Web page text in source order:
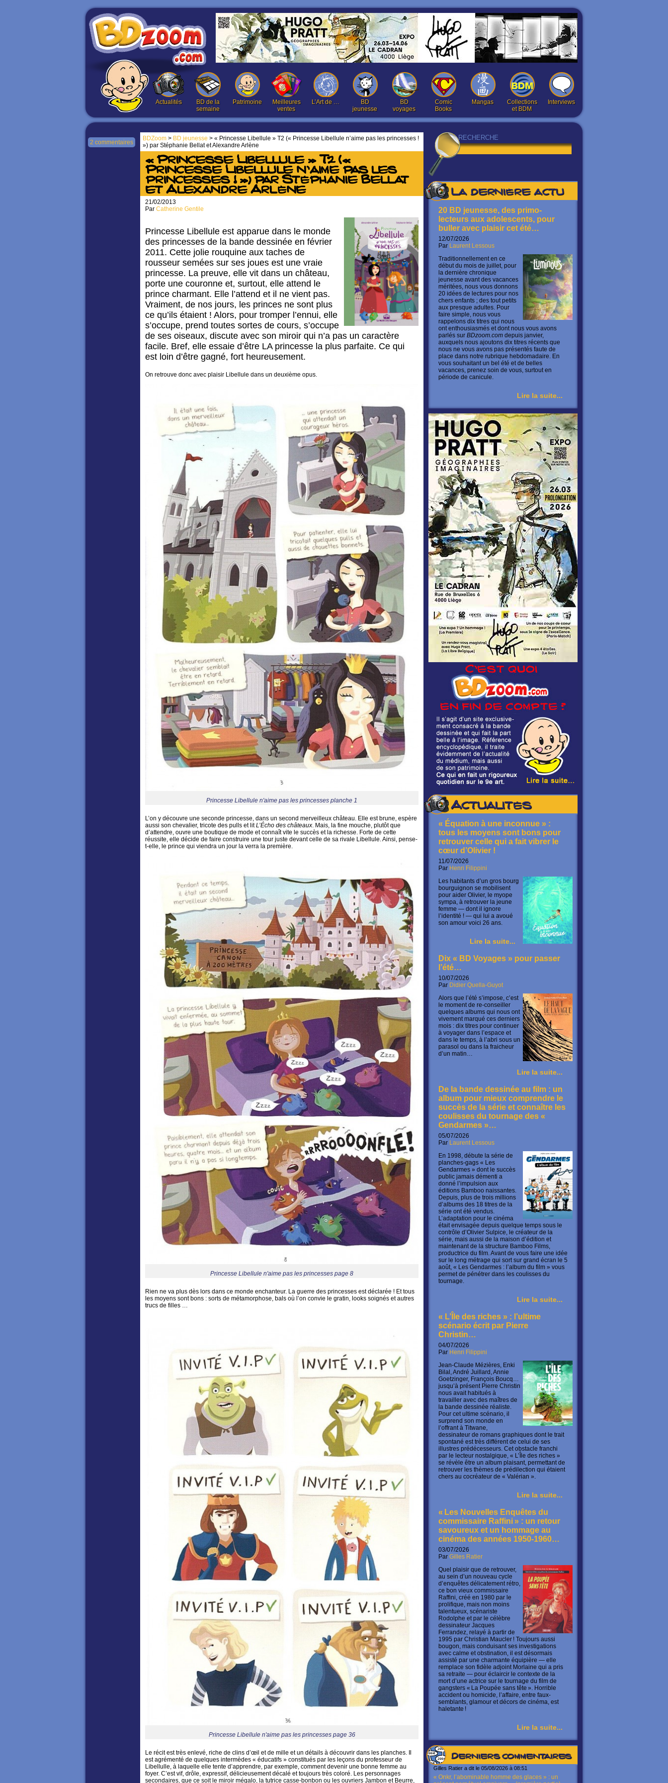
Actualités
BD de la
semaine
Patrimoine
Meilleures
ventes
L’Art de …
BD
jeunesse
BD
voyages
Comic
Books
Mangas
Collections
et BDM
Interviews
La dernière actu
20 BD jeunesse, des primo-
lecteurs aux adolescents, pour
buller avec plaisir cet été…
12/07/2026
Par Laurent Lessous
Traditionnellement en ce
début du mois de juillet, pour
la dernière chronique
jeunesse avant des vacances
méritées, nous vous donnons
20 idées de lectures pour nos
chers enfants ; des tout petits
aux presque adultes. Pour
faire simple, nous vous
rappelons dix titres qui nous
ont enthousiasmés et dont nous vous avons
parlés sur BDzoom.com depuis janvier,
auxquels nous ajoutons dix titres récents que
nous ne vous avons pas présentés faute de
place dans notre rubrique hebdomadaire. En
vous souhaitant un bel été et de belles
vacances, prenez soin de vous, surtout en
période de canicule.
Lire la suite...
Actualités
« Équation à une inconnue » :
tous les moyens sont bons pour
retrouver celle qui a fait vibrer le
cœur d’Olivier !
11/07/2026
Par Henri Filippini
Les habitants d’un gros bourg
bourguignon se mobilisent
pour aider Olivier, le myope
sympa, à retrouver la jeune
femme — dont il ignore
l’identité ! — qui lui a avoué
son amour voici 26 ans.
Lire la suite...
Dix « BD Voyages » pour passer
l’été…
10/07/2026
Par Didier Quella-Guyot
Alors que l’été s’impose, c’est
le moment de re-conseiller
quelques albums qui nous ont
vivement marqué ces derniers
mois : dix titres pour continuer
à voyager dans l’espace et
dans le temps, à l’abri sous un
parasol ou dans la fraicheur
d’un matin…
Lire la suite...
De la bande dessinée au film : un
album pour mieux comprendre le
succès de la série et connaître les
coulisses du tournage des «
Gendarmes »…
05/07/2026
Par Laurent Lessous
En 1998, débute la série de
planches-gags « Les
Gendarmes » dont le succès
public jamais démenti a
donné l’impulsion aux
éditions Bamboo naissantes.
Depuis, plus de trois millions
d’albums des 18 titres de la
série ont été vendus.
L’adaptation pour le cinéma
était envisagée depuis quelque temps sous le
contrôle d’Olivier Sulpice, le créateur de la
série, mais aussi de la maison d’édition et
maintenant de la structure Bamboo Films,
productrice du film. Avant de vous faire une idée
sur le long métrage qui sort sur grand écran le 5
août, « Les Gendarmes : l’album du film » vous
permet de pénétrer dans les coulisses du
tournage.
Lire la suite...
« L’Île des riches » : l’ultime
scénario écrit par Pierre
Christin…
04/07/2026
Par Henri Filippini
Jean-Claude Mézières, Enki
Bilal, André Juillard, Annie
Goetzinger, François Boucq…
jusqu’à présent Pierre Christin
nous avait habitués à
travailler avec des maîtres de
la bande dessinée réaliste.
Pour cet ultime scénario, il
surprend son monde en
l’offrant à Titwane,
dessinateur de romans graphiques dont le trait
spontané est très différent de celui de ses
illustres prédécesseurs. Cet obstacle franchi
par le lecteur nostalgique, « L’Île des riches »
se révèle être un album plaisant, permettant de
retrouver les thèmes de prédilection qui étaient
chers au cocréateur de « Valérian ».
Lire la suite...
« Les Nouvelles Enquêtes du
commissaire Raffini » : un retour
savoureux et un hommage au
cinéma des années 1950-1960…
03/07/2026
Par Gilles Ratier
Quel plaisir que de retrouver,
au sein d’un nouveau cycle
d’enquêtes délicatement rétro,
ce bon vieux commissaire
Raffini, créé en 1980 par le
prolifique, mais non moins
talentueux, scénariste
Rodolphe et par le célèbre
dessinateur Jacques
Ferrandez, relayé à partir de
1995 par Christian Maucler ! Toujours aussi
bougon, mais conduisant ses investigations
avec calme et obstination, il est désormais
assisté par une charmante équipière — elle
remplace son fidèle adjoint Morlaine qui a pris
sa retraite — pour éclaircir le contexte de la
mort d’une actrice sur le tournage du film de
gangsters « La Poupée sans tête ». Horrible
accident ou homicide, l’affaire, entre faux-
semblants, glamour et décors de cinéma, est
haletante !
Lire la suite...
Derniers commentaires
Gilles Ratier a dit le 05/08/2026 à 08:51
« Onkr, l’abominable homme des glaces » : un
BDZoom > BD jeunesse > « Princesse Libellule » T2 (« Princesse Libellule n’aime pas les princesses !
») par Stéphanie Bellat et Alexandre Arlène
2 commentaires
« Princesse Libellule » T2 («
Princesse Libellule n’aime pas les
princesses ! ») par Stéphanie Bellat
et Alexandre Arlène
21/02/2013
Par Catherine Gentile
Princesse Libellule est apparue dans le monde
des princesses de la bande dessinée en février
2011. Cette jolie rouquine aux taches de
rousseur semées sur ses joues est une vraie
princesse. La preuve, elle vit dans un château,
porte une couronne et, surtout, elle attend le
prince charmant. Elle l’attend et il ne vient pas.
Vraiment, de nos jours, les princes ne sont plus
ce qu’ils étaient ! Alors, pour tromper l’ennui, elle
s’occupe, prend toutes sortes de cours, s’occupe
de ses oiseaux, discute avec son miroir qui n’a pas un caractère
facile. Bref, elle essaie d’être LA princesse la plus parfaite. Ce qui
est loin d’être gagné, fort heureusement.
On retrouve donc avec plaisir Libellule dans un deuxième opus.
Princesse Libellule n'aime pas les princesses planche 1
L’on y découvre une seconde princesse, dans un second merveilleux château. Elle est brune, espère
aussi son chevalier, tricote des pulls et litL’Écho des châteaux . Mais, la fine mouche, plutôt que
d’attendre, ouvre une boutique de mode et connaît vite le succès et la richesse. Forte de cette
réussite, elle décide de faire construire une tour juste devant celle de sa rivale Libellule. Ainsi, pense-
t-elle, le prince qui viendra un jour la verra la première.
Princesse Libellule n'aime pas les princesses page 8
Rien ne va plus dès lors dans ce monde enchanteur. La guerre des princesses est déclarée ! Et tous
les moyens sont bons : sorts de métamorphose, bals où l’on convie le gratin, looks soignés et autres
trucs de filles …
Princesse Libellule n'aime pas les princesses page 36
Le récit est très enlevé, riche de clins d’œil et de mille et un détails à découvrir dans les planches. Il
est agrémenté de quelques intermèdes « éducatifs » constitués par les leçons du professeur de
Libellulle, à laquelle elle tente d’apprendre, par exemple, comment devenir une bonne femme au
foyer. C’est vif, drôle, expressif, délicieusement décalé et toujours très coloré. Les personnages
secondaires, que ce soit le miroir mégalo, la tutrice casse-bonbon ou les ouvriers Jambon et Beurre,